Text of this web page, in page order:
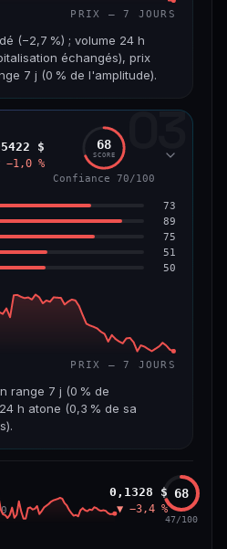
PRIX — 7 JOURS
(−2,7 %) ; volume 24 h
échangés), prix
7 j (0 % de l'amplitude).
VOLUME 24 H
VAR. 30 J
−3,2 %
RANG CAPI.
#9
66/100
03
$
−1,0 %
68
SCORE
Confiance 70/100
73
89
75
51
50
PRIX — 7 JOURS
range 7 j (0 % de
h atone (0,3 % de sa
VAR. 30 J
0,1328 $
▼ −3,4 %
68
47/100